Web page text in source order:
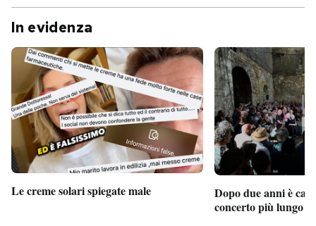
In evidenza
Le creme solari spiegate male
Dopo due anni è
concerto più lungo